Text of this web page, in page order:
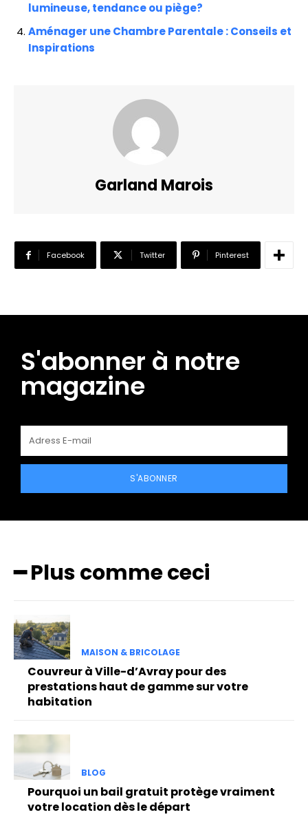
lumineuse, tendance ou piège?
Aménager une Chambre Parentale : Conseils et
Inspirations
Garland Marois
Facebook Twitter Pinterest
S'abonner à notre
magazine
S'ABONNER
━ Plus comme ceci
MAISON & BRICOLAGE
Couvreur à Ville-d’Avray pour des
prestations haut de gamme sur votre
habitation
BLOG
Pourquoi un bail gratuit protège vraiment
votre location dès le départ